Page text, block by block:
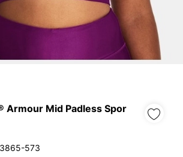
Armour Mid Padless Spor
573
ödeme. Hızlı sipariş takibi.
Kayıt Ol